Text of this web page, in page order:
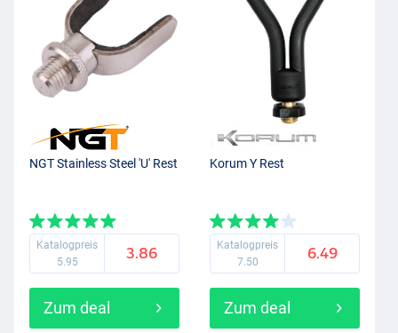
NGT Stainless Steel 'U' Rest
Katalogpreis
5.95
3.86
Zum deal
Korum Y Rest
Katalogpreis
7.50
6.49
Zum deal